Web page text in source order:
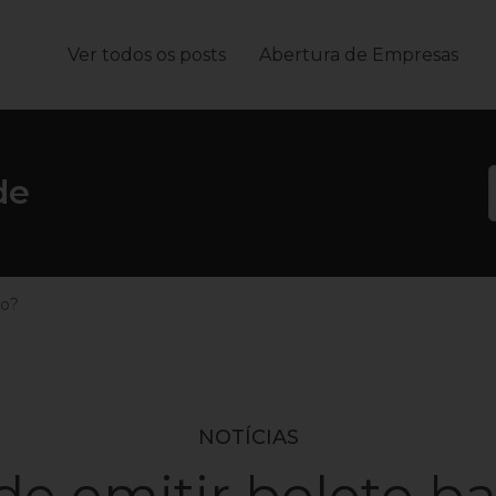
Ver todos os posts Abertura de Empresas
NOTÍCIAS